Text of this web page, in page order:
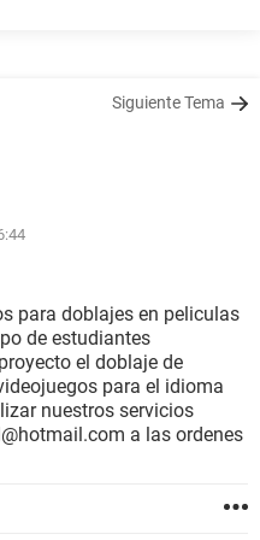
Siguiente Tema
para doblajes en peliculas
de estudiantes
el doblaje de
para el idioma
nuestros servicios
a las ordenes